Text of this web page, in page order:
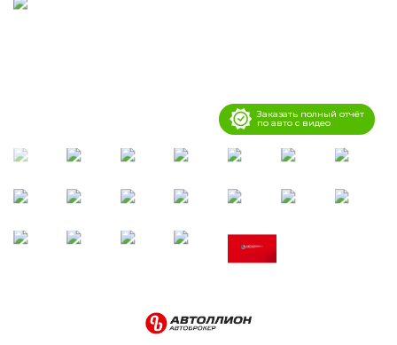
Заказать полный отчёт
по авто с видео